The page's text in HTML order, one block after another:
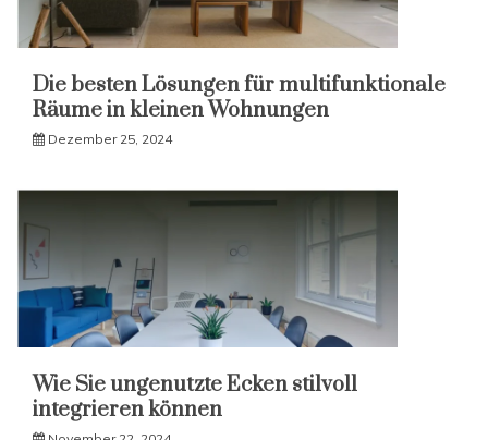
Die besten Lösungen für multifunktionale
Räume in kleinen Wohnungen
Dezember 25, 2024
Wie Sie ungenutzte Ecken stilvoll
integrieren können